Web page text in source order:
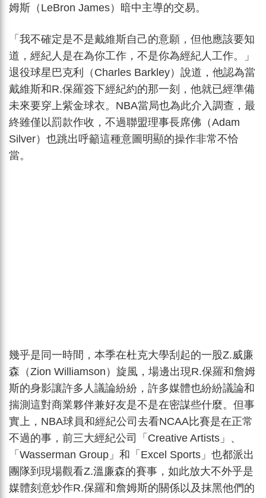
姆斯（LeBron James）暗中主導的交易。
「我不確定是不是戴維斯自己的意願，但他應該要知
道，經紀人是在為你工作，不是你為經紀人工作。」
退役球星巴克利（Charles Barkley）說道，他認為當
戴維斯和R.保羅簽下經紀約的那一刻，他就已經準備
未來要穿上紫金球衣。NBA當局也為此介入調查，最
終雖僅以罰款作收，不過聯盟理事長席佛（Adam
Silver）也跳出呼籲這種意圖明顯的操作非常不恰
當。
幾乎是同一時間，本季在杜克大學刮起的一股Z.威廉
森（Zion Williamson）旋風，場邊出現R.保羅和詹姆
斯的身影讓許多人議論紛紛，許多媒體也紛紛議論和
揣測這對商業夥伴兼好友是不是在密謀些什麼。但事
實上，NBA球員和經紀公司去看NCAA比賽是在正常
不過的事，前三大經紀公司「Creative Artists」、
「Wasserman Group」和「Excel Sports」也都派出
團隊到現場觀看Z.溫廉森的賽事，如此放大不外乎是
媒體刻意炒作R.保羅和詹姆斯的關係以及抹黑他們的